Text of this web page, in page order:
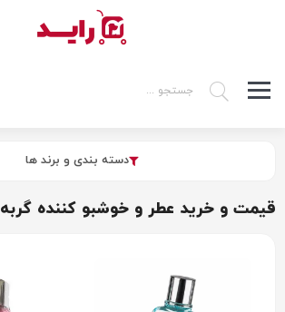
دسته بندی و برند ها
قیمت و خرید عطر و خوشبو کننده گربه